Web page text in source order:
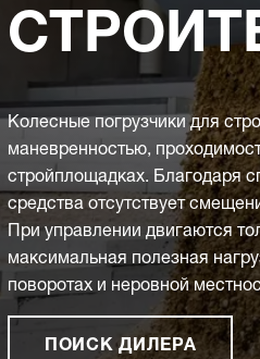
Колесные погрузчики для
маневренностью,
стройплощадках. Благодаря
средства отсутствует
При управлении двигаются
максимальная полезная
поворотах и неровной
ПОИСК ДИЛЕРА